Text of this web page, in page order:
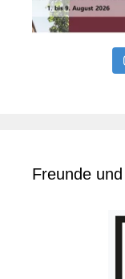
Freunde